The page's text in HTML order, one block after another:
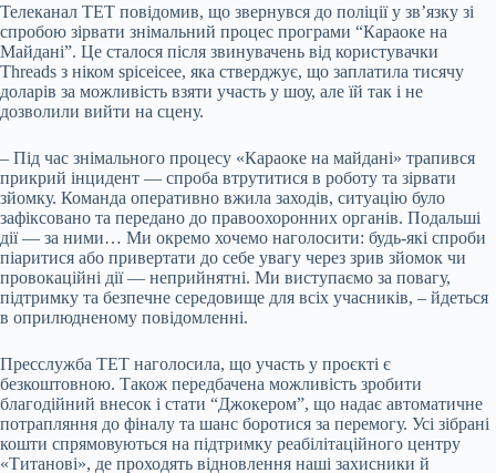
Телеканал ТЕТ повідомив, що звернувся до поліції у зв’язку зі
спробою зірвати знімальний процес програми “Караоке на
Майдані”. Це сталося після звинувачень від користувачки
Threads з ніком spiceicee, яка стверджує, що заплатила тисячу
доларів за можливість взяти участь у шоу, але їй так і не
дозволили вийти на сцену.
– Під час знімального процесу «Караоке на майдані» трапився
прикрий інцидент — спроба втрутитися в роботу та зірвати
зйомку. Команда оперативно вжила заходів, ситуацію було
зафіксовано та передано до правоохоронних органів. Подальші
дії — за ними… Ми окремо хочемо наголосити: будь-які спроби
піаритися або привертати до себе увагу через зрив зйомок чи
провокаційні дії — неприйнятні. Ми виступаємо за повагу,
підтримку та безпечне середовище для всіх учасників, – йдеться
в оприлюдненому повідомленні.
Пресслужба ТЕТ наголосила, що участь у проєкті є
безкоштовною. Також передбачена можливість зробити
благодійний внесок і стати “Джокером”, що надає автоматичне
потрапляння до фіналу та шанс боротися за перемогу. Усі зібрані
кошти спрямовуються на підтримку реабілітаційного центру
«Титанові», де проходять відновлення наші захисники й